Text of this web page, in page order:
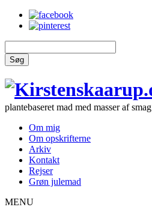
Søg
plantebaseret mad med masser af smag
Om mig
Om opskrifterne
Arkiv
Kontakt
Rejser
Grøn julemad
MENU